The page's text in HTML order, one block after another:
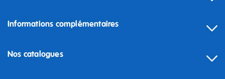
Informations complémentaires
Nos catalogues